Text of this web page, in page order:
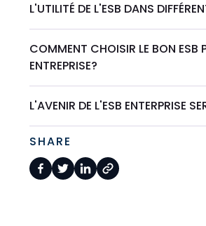
L'UTILITÉ DE L'ESB DANS
COMMENT CHOISIR LE BON ESB
ENTREPRISE?
L'AVENIR DE L'ESB ENTERPRISE
SHARE